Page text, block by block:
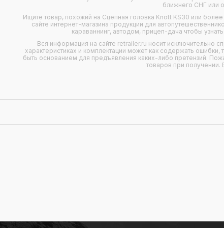
ближнего СНГ или
Ищите товар, похожий на Сцепная головка Knott KS30 или
сайте интернет-магазина продукции для
караваннинг, автодом, прицеп-дача чтобы
Вся информация на сайте retrailer.ru носит исключительно
характеристиках и комплектации может как содержать
быть основанием для предъявления каких-либо претензий.
товаров при получении.